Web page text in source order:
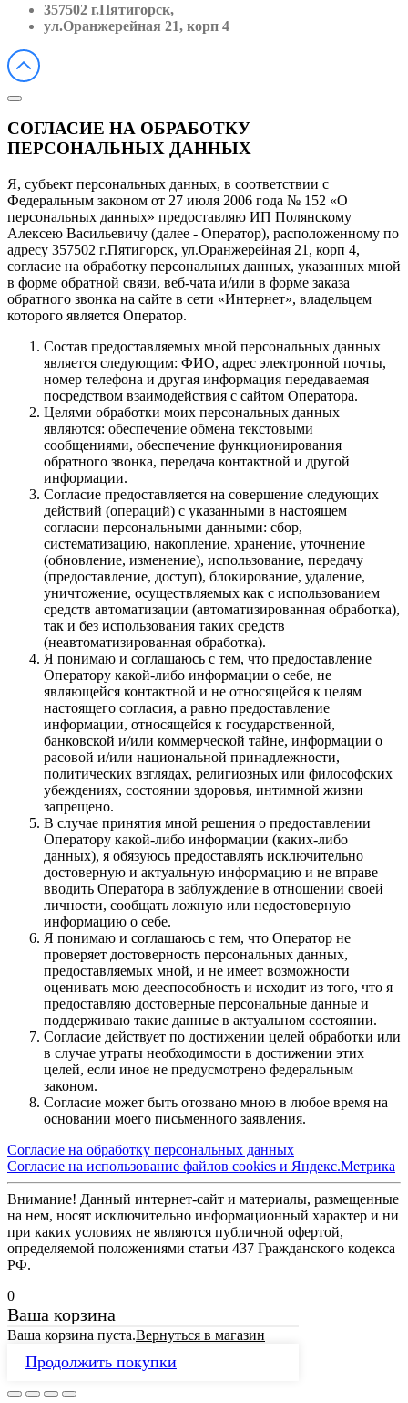
357502 г.Пятигорск,
ул.Оранжерейная 21, корп 4
СОГЛАСИЕ НА ОБРАБОТКУ
ПЕРСОНАЛЬНЫХ ДАННЫХ
Я, субъект персональных данных, в соответствии с
Федеральным законом от 27 июля 2006 года № 152 «О
персональных данных» предоставляю ИП Полянскому
Алексею Васильевичу (далее - Оператор), расположенному по
адресу 357502 г.Пятигорск, ул.Оранжерейная 21, корп 4,
согласие на обработку персональных данных, указанных мной
в форме обратной связи, веб-чата и/или в форме заказа
обратного звонка на сайте в сети «Интернет», владельцем
которого является Оператор.
Состав предоставляемых мной персональных данных
является следующим: ФИО, адрес электронной почты,
номер телефона и другая информация передаваемая
посредством взаимодействия с сайтом Оператора.
Целями обработки моих персональных данных
являются: обеспечение обмена текстовыми
сообщениями, обеспечение функционирования
обратного звонка, передача контактной и другой
информации.
Согласие предоставляется на совершение следующих
действий (операций) с указанными в настоящем
согласии персональными данными: сбор,
систематизацию, накопление, хранение, уточнение
(обновление, изменение), использование, передачу
(предоставление, доступ), блокирование, удаление,
уничтожение, осуществляемых как с использованием
средств автоматизации (автоматизированная обработка),
так и без использования таких средств
(неавтоматизированная обработка).
Я понимаю и соглашаюсь с тем, что предоставление
Оператору какой-либо информации о себе, не
являющейся контактной и не относящейся к целям
настоящего согласия, а равно предоставление
информации, относящейся к государственной,
банковской и/или коммерческой тайне, информации о
расовой и/или национальной принадлежности,
политических взглядах, религиозных или философских
убеждениях, состоянии здоровья, интимной жизни
запрещено.
В случае принятия мной решения о предоставлении
Оператору какой-либо информации (каких-либо
данных), я обязуюсь предоставлять исключительно
достоверную и актуальную информацию и не вправе
вводить Оператора в заблуждение в отношении своей
личности, сообщать ложную или недостоверную
информацию о себе.
Я понимаю и соглашаюсь с тем, что Оператор не
проверяет достоверность персональных данных,
предоставляемых мной, и не имеет возможности
оценивать мою дееспособность и исходит из того, что я
предоставляю достоверные персональные данные и
поддерживаю такие данные в актуальном состоянии.
Согласие действует по достижении целей обработки или
в случае утраты необходимости в достижении этих
целей, если иное не предусмотрено федеральным
законом.
Согласие может быть отозвано мною в любое время на
основании моего письменного заявления.
Согласие на обработку персональных данных
Согласие на использование файлов cookies и Яндекс.Метрика
Внимание! Данный интернет-сайт и материалы, размещенные
на нем, носят исключительно информационный характер и ни
при каких условиях не являются публичной офертой,
определяемой положениями статьи 437 Гражданского кодекса
РФ.
0
Ваша корзина
Ваша корзина пуста.Вернуться в магазин
Продолжить покупки